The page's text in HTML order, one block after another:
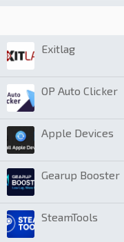
Exitlag
OP Auto Clicker
Apple Devices
Gearup Booster
SteamTools